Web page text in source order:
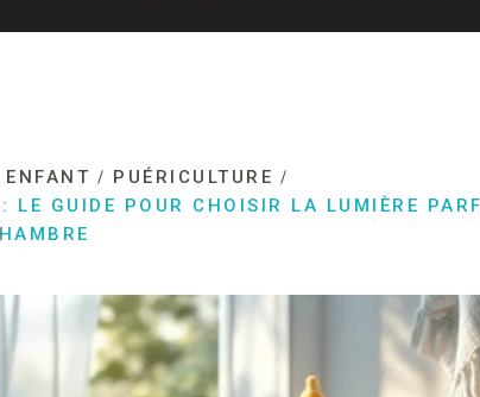
PUÉRICULTURE
LE GUIDE POUR CHOISIR LA LUMIÈRE